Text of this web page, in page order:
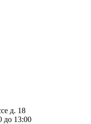
д. 18
до 13:00